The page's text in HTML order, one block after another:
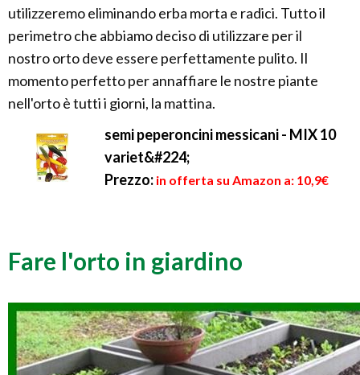
utilizzeremo eliminando erba morta e radici. Tutto il
perimetro che abbiamo deciso di utilizzare per il
nostro orto deve essere perfettamente pulito. Il
momento perfetto per annaffiare le nostre piante
nell'orto è tutti i giorni, la mattina.
semi peperoncini messicani - MIX 10
variet&#224;
Prezzo: in offerta su Amazon a: 10,9€
Fare l'orto in giardino